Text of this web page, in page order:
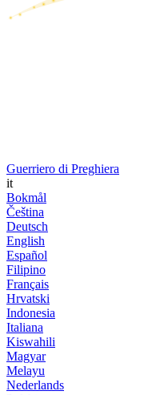
Guerriero di Preghiera
it
Bokmål
Čeština
Deutsch
English
Español
Filipino
Français
Hrvatski
Indonesia
Italiana
Kiswahili
Magyar
Melayu
Nederlands